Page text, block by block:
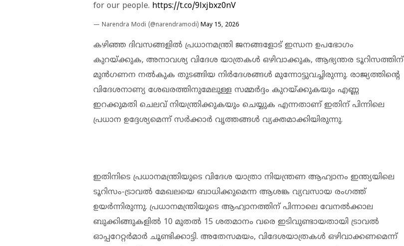
for our people. https://t.co/9lxjbxz0nV
— Narendra Modi (@narendramodi) May 15, 2026
കഴിഞ്ഞ ദിവസങ്ങളില്‍ പ്രധാനമന്ത്രി ജനങ്ങളോട് ഇന്ധന ഉപഭോഗം
കുറയ്ക്കുക, അനാവശ്യ വിദേശ യാത്രകള്‍ ഒഴിവാക്കുക, ആഭ്യന്തര ടൂറിസത്തിന്
മുന്‍ഗണന നല്‍കുക തുടങ്ങിയ നിര്‍ദേശങ്ങള്‍ മുന്നോട്ടുവച്ചിരുന്നു. രാജ്യത്തിന്റെ
വിദേശനാണ്യ ശേഖരത്തിനുമേലുള്ള സമ്മര്‍ദ്ദം കുറയ്ക്കുകയും എണ്ണ
ഇറക്കുമതി ചെലവ് നിയന്ത്രിക്കുകയും ചെയ്യുക എന്നതാണ് ഇതിന് പിന്നിലെ
പ്രധാന ഉദ്ദേശ്യമെന്ന് സര്‍ക്കാര്‍ വൃത്തങ്ങള്‍ വ്യക്തമാക്കിയിരുന്നു.
ഇതിനിടെ പ്രധാനമന്ത്രിയുടെ വിദേശ യാത്രാ നിയന്ത്രണ ആഹ്വാനം ഇന്ത്യയിലെ
ടൂറിസം-ട്രാവല്‍ മേഖലയെ ബാധിക്കുമെന്ന ആശങ്ക വ്യവസായ രംഗത്ത്
ഉയര്‍ന്നിരുന്നു. പ്രധാനമന്ത്രിയുടെ ആഹ്വാനത്തിന് പിന്നാലെ വേനല്‍ക്കാല
ബുക്കിങ്ങുകളില്‍ 10 മുതല്‍ 15 ശതമാനം വരെ ഇടിവുണ്ടായതായി ട്രാവല്‍
ഓപ്പറേറ്റര്‍മാര്‍ ചൂണ്ടിക്കാട്ടി. അതേസമയം, വിദേശയാത്രകള്‍ ഒഴിവാക്കണമെന്ന്